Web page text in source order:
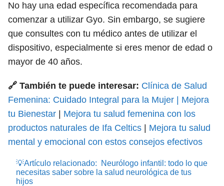
No hay una edad específica recomendada para
comenzar a utilizar Gyo. Sin embargo, se sugiere
que consultes con tu médico antes de utilizar el
dispositivo, especialmente si eres menor de edad o
mayor de 40 años.
🔗 También te puede interesar: Clínica de Salud
Femenina: Cuidado Integral para la Mujer | Mejora
tu Bienestar
Mejora tu salud femenina con los
productos naturales de Ifa Celtics
Mejora tu salud
mental y emocional con estos consejos efectivos
💡Artículo relacionado:
Neurólogo infantil: todo lo que
necesitas saber sobre la salud neurológica de tus
hijos